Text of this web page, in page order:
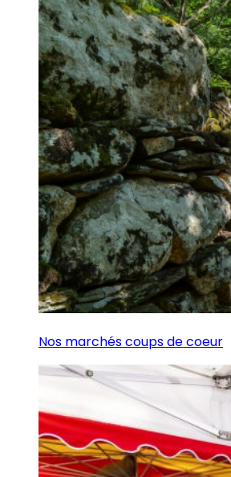
Nos marchés coups de coeur